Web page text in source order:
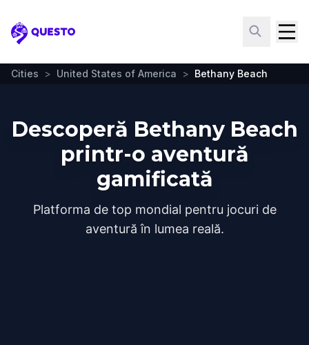
Questo
Cities > United States of America > Bethany Beach
Descoperă Bethany Beach
printr-o aventură
gamificată
Platforma de top mondial pentru jocuri de
aventură în lumea reală.